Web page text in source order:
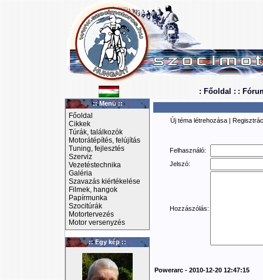
: Főoldal : :
:: Menü ::
Főoldal
Cikkek
Túrák, találkozók
Motorátépítés, felújítás
Tuning, fejlesztés
Szerviz
Vezetéstechnika
Galéria
Szavazás kiértékelése
Filmek, hangok
Papírmunka
Szocitúrák
Motortervezés
Motor versenyzés
:: Egy kép ::
Új téma létrehozása |
Felhasználó:
Jelszó:
Hozzászólás:
Powerarc - 2010-12-20 12:47:15